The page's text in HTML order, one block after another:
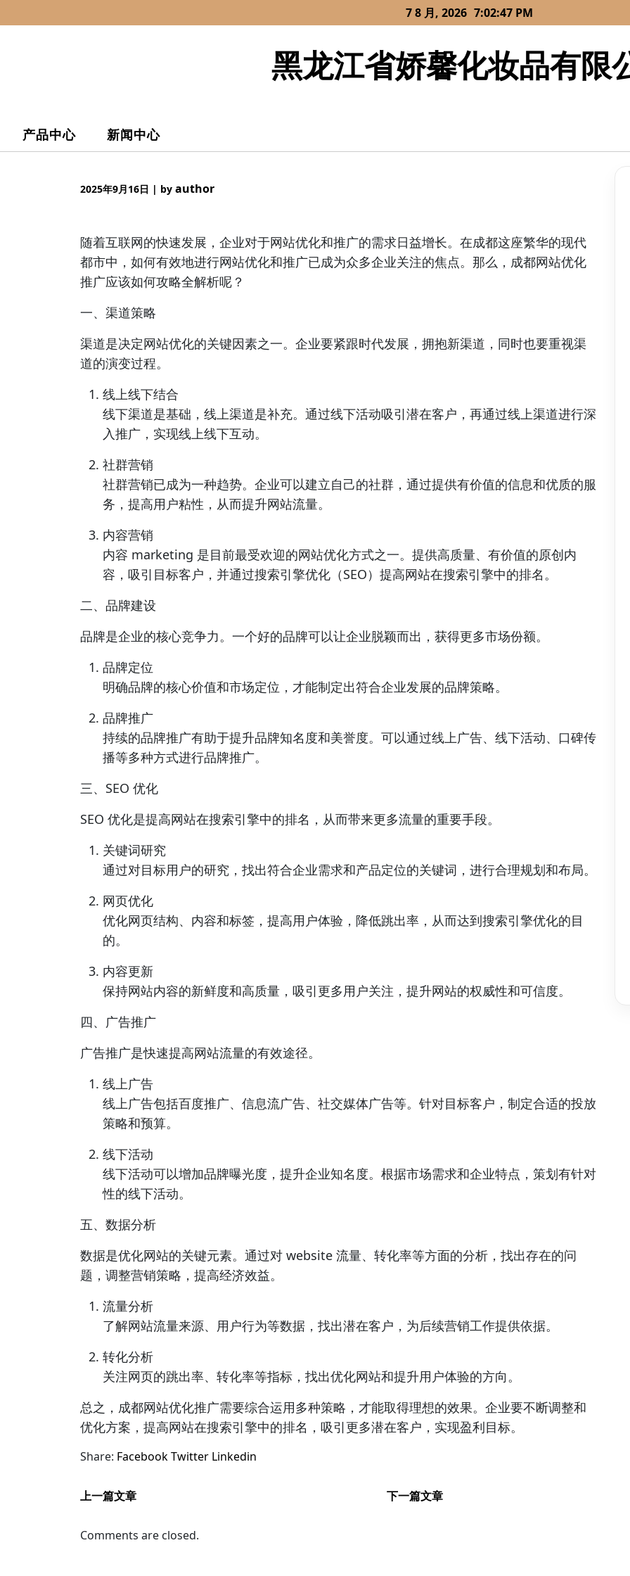
to
7 8 月, 2026 7:02:47 PM
黑龙江省娇馨化妆品有限
产品中心 新闻中心
2025年9月16日 | by author
随着互联网的快速发展，企业对于网站优化和推广的需求日益增长。在成都这座繁华的现代
都市中，如何有效地进行网站优化和推广已成为众多企业关注的焦点。那么，成都网站优化
推广应该如何攻略全解析呢？
一、渠道策略
渠道是决定网站优化的关键因素之一。企业要紧跟时代发展，拥抱新渠道，同时也要重视渠
道的演变过程。
线上线下结合
线下渠道是基础，线上渠道是补充。通过线下活动吸引潜在客户，再通过线上渠道进行深
入推广，实现线上线下互动。
社群营销
社群营销已成为一种趋势。企业可以建立自己的社群，通过提供有价值的信息和优质的服
务，提高用户粘性，从而提升网站流量。
内容营销
内容 marketing 是目前最受欢迎的网站优化方式之一。提供高质量、有价值的原创内
容，吸引目标客户，并通过搜索引擎优化（SEO）提高网站在搜索引擎中的排名。
二、品牌建设
品牌是企业的核心竞争力。一个好的品牌可以让企业脱颖而出，获得更多市场份额。
品牌定位
明确品牌的核心价值和市场定位，才能制定出符合企业发展的品牌策略。
品牌推广
持续的品牌推广有助于提升品牌知名度和美誉度。可以通过线上广告、线下活动、口碑传
播等多种方式进行品牌推广。
三、SEO 优化
SEO 优化是提高网站在搜索引擎中的排名，从而带来更多流量的重要手段。
关键词研究
通过对目标用户的研究，找出符合企业需求和产品定位的关键词，进行合理规划和布局。
网页优化
优化网页结构、内容和标签，提高用户体验，降低跳出率，从而达到搜索引擎优化的目
的。
内容更新
保持网站内容的新鲜度和高质量，吸引更多用户关注，提升网站的权威性和可信度。
四、广告推广
广告推广是快速提高网站流量的有效途径。
线上广告
线上广告包括百度推广、信息流广告、社交媒体广告等。针对目标客户，制定合适的投放
策略和预算。
线下活动
线下活动可以增加品牌曝光度，提升企业知名度。根据市场需求和企业特点，策划有针对
性的线下活动。
五、数据分析
数据是优化网站的关键元素。通过对 website 流量、转化率等方面的分析，找出存在的问
题，调整营销策略，提高经济效益。
流量分析
了解网站流量来源、用户行为等数据，找出潜在客户，为后续营销工作提供依据。
转化分析
关注网页的跳出率、转化率等指标，找出优化网站和提升用户体验的方向。
总之，成都网站优化推广需要综合运用多种策略，才能取得理想的效果。企业要不断调整和
优化方案，提高网站在搜索引擎中的排名，吸引更多潜在客户，实现盈利目标。
Share: FacebookTwitter Linkedin
上一篇文章 下一篇文章
Comments are closed.